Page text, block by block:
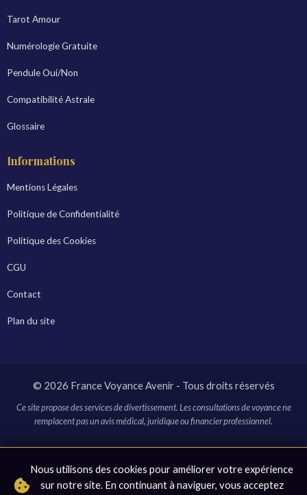
Tarot Amour
Numérologie Gratuite
Pendule Oui/Non
Compatibilité Astrale
Glossaire
Informations
Mentions Légales
Politique de Confidentialité
Politique des Cookies
CGU
Contact
Plan du site
© 2026 France Voyance Avenir - Tous droits réservés
Ce site propose des services de divertissement. Les consultations de voyance ne
remplacent pas un avis médical, juridique ou financier professionnel.
* Ce site contient des liens affiliés. En cliquant sur ces liens et en
effectuant un achat, nous pouvons recevoir une commission sans
Nous utilisons des cookies pour améliorer votre expérience
sur notre site. En continuant à naviguer, vous acceptez